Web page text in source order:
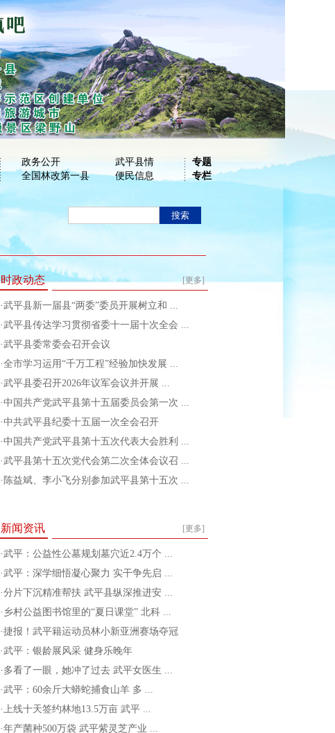
政务公开
全国林改第一县
武平县情
便民信息
专题
专栏
[更多]
时政动态
·武平县新一届县“两委”委员开展树立和 ...
·武平县传达学习贯彻省委十一届十次全会 ...
·武平县委常委会召开会议
·全市学习运用“千万工程”经验加快发展 ...
·武平县委召开2026年议军会议并开展 ...
·中国共产党武平县第十五届委员会第一次 ...
·中共武平县纪委十五届一次全会召开
·中国共产党武平县第十五次代表大会胜利 ...
·武平县第十五次党代会第二次全体会议召 ...
· 陈益斌、李小飞分别参加武平县第十五次 ...
[更多]
新闻资讯
·武平：公益性公墓规划墓穴近2.4万个 ...
·武平：深学细悟凝心聚力 实干争先启 ...
·分片下沉精准帮扶 武平县纵深推进安 ...
· 乡村公益图书馆里的“夏日课堂” 北科 ...
·捷报！武平籍运动员林小新亚洲赛场夺冠
·武平：银龄展风采 健身乐晚年
· 多看了一眼，她冲了过去 武平女医生 ...
·武平：60余斤大蟒蛇捕食山羊 多 ...
·上线十天签约林地13.5万亩 武平 ...
·年产菌种500万袋 武平紫灵芝产业 ...